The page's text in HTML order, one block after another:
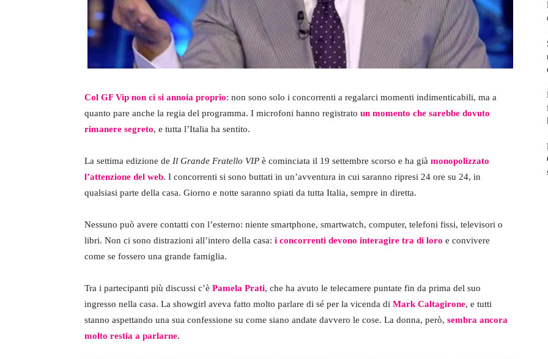
Col GF Vip non ci si annoia proprio: non sono solo i concorrenti a regalarci momenti indimenticabili, ma a
quanto pare anche la regia del programma. I microfoni hanno registrato un momento che sarebbe dovuto
rimanere segreto, e tutta l’Italia ha sentito.
La settima edizione de Il Grande Fratello VIP è cominciata il 19 settembre scorso e ha già monopolizzato
l’attenzione del web. I concorrenti si sono buttati in un’avventura in cui saranno ripresi 24 ore su 24, in
qualsiasi parte della casa. Giorno e notte saranno spiati da tutta Italia, sempre in diretta.
Nessuno può avere contatti con l’esterno: niente smartphone, smartwatch, computer, telefoni fissi, televisori o
libri. Non ci sono distrazioni all’intero della casa: i concorrenti devono interagire tra di loro e convivere
come se fossero una grande famiglia.
Tra i partecipanti più discussi c’è Pamela Prati, che ha avuto le telecamere puntate fin da prima del suo
ingresso nella casa. La showgirl aveva fatto molto parlare di sé per la vicenda di Mark Caltagirone, e tutti
stanno aspettando una sua confessione su come siano andate davvero le cose. La donna, però, sembra ancora
molto restia a parlarne.